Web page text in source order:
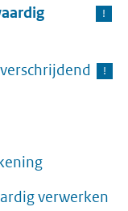
verwerken